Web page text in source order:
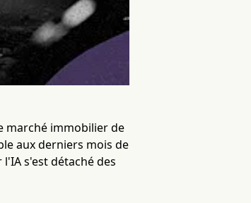
marché immobilier de
aux derniers mois de
s'est détaché des